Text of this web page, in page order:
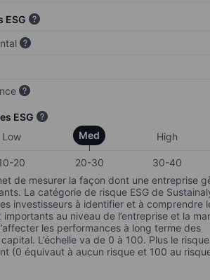
ESG
ESG
Low Med High
20 20-30 30-40
de mesurer la façon dont une entreprise
La catégorie de risque ESG de
investisseurs à identifier et à comprendre
importants au niveau de l’entreprise et la
les performances à long terme des
L’échelle va de 0 à 100. Plus le
(0 équivaut à aucun risque et 100 au